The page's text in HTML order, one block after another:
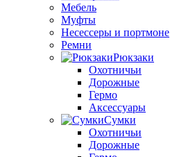
Мебель
Муфты
Несессеры и портмоне
Ремни
Рюкзаки
Охотничьи
Дорожные
Гермо
Аксессуары
Сумки
Охотничьи
Дорожные